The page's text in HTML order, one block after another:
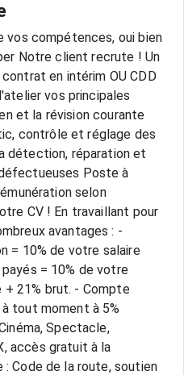
vos compétences, oui bien
Notre client recrute ! Un
en intérim OU CDD
vos principales
et la révision courante
contrôle et réglage des
détection, réparation et
Poste à
selon
CV ! En travaillant pour
avantages : -
= 10% de votre salaire
= 10% de votre
21% brut. - Compte
tout moment à 5%
Spectacle,
accès gratuit à la
Code de la route, soutien